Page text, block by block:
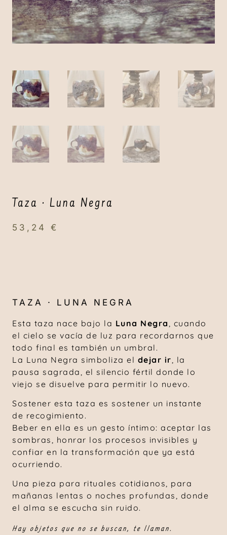
Taza · Luna Negra
53,24 €
TAZA · LUNA NEGRA
Esta taza nace bajo la Luna Negra
, cuando
el cielo se vacía de luz para recordarnos que
todo final es también un umbral.
La Luna Negra simboliza el dejar ir , la
pausa sagrada, el silencio fértil donde lo
viejo se disuelve para permitir lo nuevo.
Sostener esta taza es sostener un instante
de recogimiento.
Beber en ella es un gesto íntimo: aceptar las
sombras, honrar los procesos invisibles y
confiar en la transformación que ya está
ocurriendo.
Una pieza para rituales cotidianos, para
mañanas lentas o noches profundas, donde
el alma se escucha sin ruido.
Hay objetos que no se buscan, te llaman.